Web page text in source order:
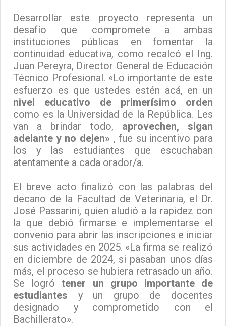
Desarrollar este proyecto representa un
desafío que compromete a ambas
instituciones públicas en fomentar la
continuidad educativa, como recalcó el Ing.
Juan Pereyra, Director General de Educación
Técnico Profesional. «Lo importante de este
esfuerzo es que ustedes estén acá, en un
nivel educativo de primerísimo orden
como es la Universidad de la República. Les
van a brindar todo, aprovechen, sigan
adelante y no dejen» , fue su incentivo para
los y las estudiantes que escuchaban
atentamente a cada orador/a.
El breve acto finalizó con las palabras del
decano de la Facultad de Veterinaria, el Dr.
José Passarini, quien aludió a la rapidez con
la que debió firmarse e implementarse el
convenio para abrir las inscripciones e iniciar
sus actividades en 2025. «La firma se realizó
en diciembre de 2024, si pasaban unos días
más, el proceso se hubiera retrasado un año.
Se logró tener un grupo importante de
estudiantes y un grupo de docentes
designado y comprometido con el
Bachillerato».